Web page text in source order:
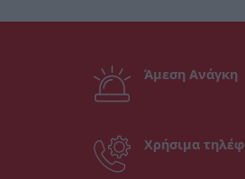
Άμεση Ανάγκη
Χρήσιμα